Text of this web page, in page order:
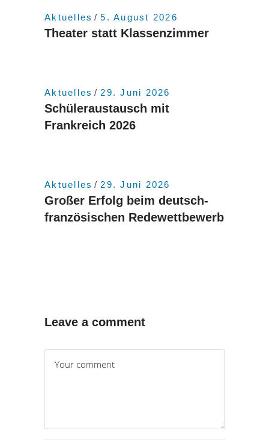
Aktuelles 5. August 2026
Theater statt Klassenzimmer
Aktuelles 29. Juni 2026
Schüleraustausch mit
Frankreich 2026
Aktuelles 29. Juni 2026
Großer Erfolg beim deutsch-
französischen Redewettbewerb
Leave a comment